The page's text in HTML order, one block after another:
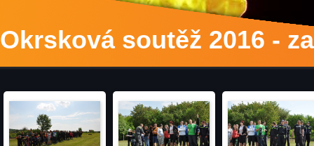
Okrsková soutěž 2016 -